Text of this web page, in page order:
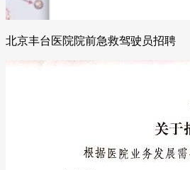
北京丰台医院院前急救驾驶员招聘